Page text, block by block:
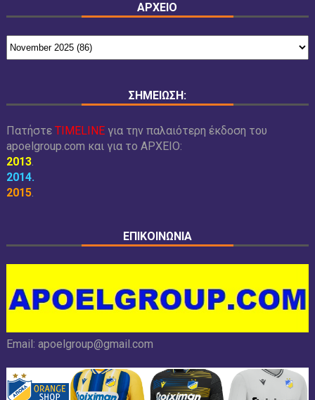
ΑΡΧΕΙΟ
ΣΗΜΕΙΩΣΗ:
Πατήστε TIMELINEγια την παλαιότερη έκδοση του
apoelgroup.com και για το ΑΡΧΕΙΟ:
2013.
2014.
2015.
ΕΠΙΚΟΙΝΩΝΙΑ
Email: apoelgroup@gmail.com